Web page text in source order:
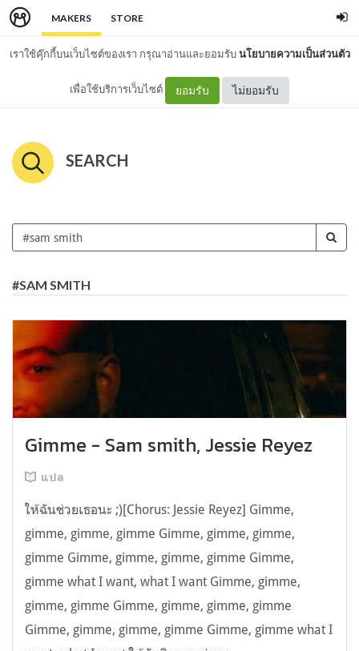
MAKERS STORE
เราใช้คุ๊กกี้บนเว็บไซต์ของเรา กรุณาอ่านและยอมรับนโยบายความเป็นส่วนตัว
เพื่อใช้บริการเว็บไซต์ ยอมรับ ไม่ยอมรับ
SEARCH
#SAM SMITH
Gimme - Sam smith, Jessie Reyez
แปล
ให้ฉันช่วยเธอนะ ;)[Chorus: Jessie Reyez] Gimme,
gimme, gimme, gimme Gimme, gimme, gimme,
gimme Gimme, gimme, gimme, gimme Gimme,
gimme what I want, what I want Gimme, gimme,
gimme, gimme Gimme, gimme, gimme, gimme
Gimme, gimme, gimme, gimme Gimme, gimme what I